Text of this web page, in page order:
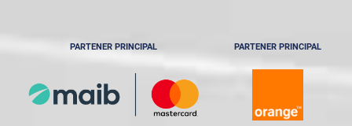
PARTENER PRINCIPAL PARTENER PRINCIPAL